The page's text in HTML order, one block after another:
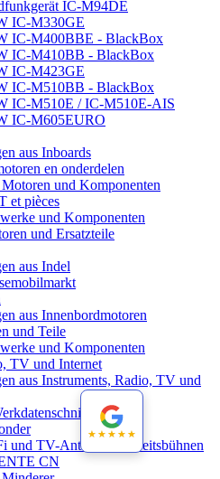
IC-M94DE
IC-M330GE
IC-M400BBE - BlackBox
IC-M410BB - BlackBox
IC-M423GE
IC-M510BB - BlackBox
IC-M510E / IC-M510E-AIS
IC-M605EURO
aus Inboards
en onderdelen
und Komponenten
et pièces
und Komponenten
und Ersatzteile
aus Indel
aus Innenbordmotoren
und Teile
und Komponenten
TV und Internet
aus Instruments, Radio, TV und
und TV-Antennen-Arbeitsbühnen
CN
★★★★★
★★★★★